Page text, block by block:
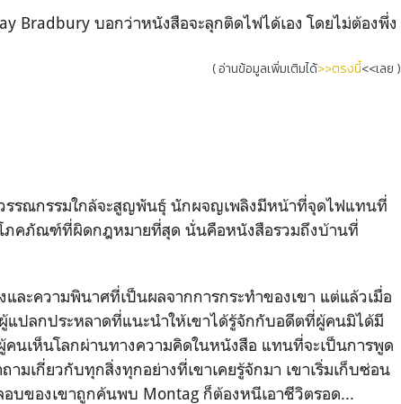
Bradbury บอกว่าหนังสือจะลุกติดไฟได้เอง โดยไม่ต้องพึ่ง
( อ่านข้อมูลเพิ่มเติมได้>>ตรงนี้<<เลย )
รรณกรรมใกล้จะสูญพันธุ์ นักผจญเพลิงมีหน้าที่จุดไฟแทนที่
ภคภัณฑ์ที่ผิดกฎหมายที่สุด นั่นคือหนังสือรวมถึงบ้านที่
ละความพินาศที่เป็นผลจากการกระทำของเขา แต่แล้วเมื่อ
แปลกประหลาดที่แนะนำให้เขาได้รู้จักกับอดีตที่ผู้คนมิได้มี
นเห็นโลกผ่านทางความคิดในหนังสือ แทนที่จะเป็นการพูด
ามเกี่ยวกับทุกสิ่งทุกอย่างที่เขาเคยรู้จักมา เขาเริ่มเก็บซ่อน
บของเขาถูกค้นพบ Montag ก็ต้องหนีเอาชีวิตรอด...